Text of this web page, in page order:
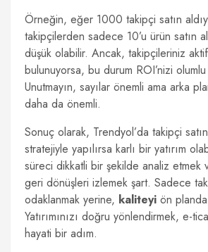
Örneğin, eğer 1000 takipçi satın
takipçilerden sadece 10’u ürün satın
düşük olabilir. Ancak, takipçileriniz
bulunuyorsa, bu durum ROI’nizi
Unutmayın, sayılar önemli ama arka
daha da önemli.
Sonuç olarak, Trendyol’da takipçi
stratejiyle yapılırsa karlı bir yatırım
süreci dikkatli bir şekilde analiz etmek
geri dönüşleri izlemek şart. Sadece
odaklanmak yerine, kaliteyi ön planda
Yatırımınızı doğru yönlendirmek, e-
hayati bir adım.